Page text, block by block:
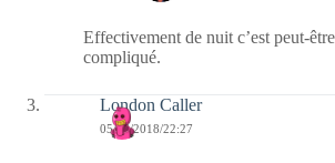
Effectivement de nuit c’est peut-
compliqué.
London Caller
05/06/2018/22:27